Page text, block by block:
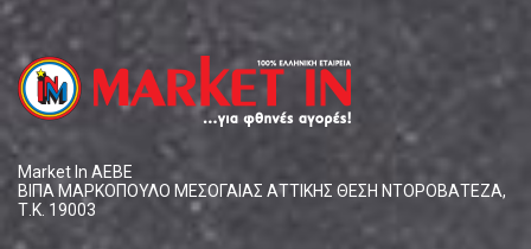
Market In ΑΕΒΕ
ΒΙΠΑ ΜΑΡΚΟΠΟΥΛΟ ΜΕΣΟΓΑΙΑΣ ΑΤΤΙΚΗΣ ΘΕΣΗ ΝΤΟΡΟΒΑΤΕΖΑ,
Τ.Κ. 19003